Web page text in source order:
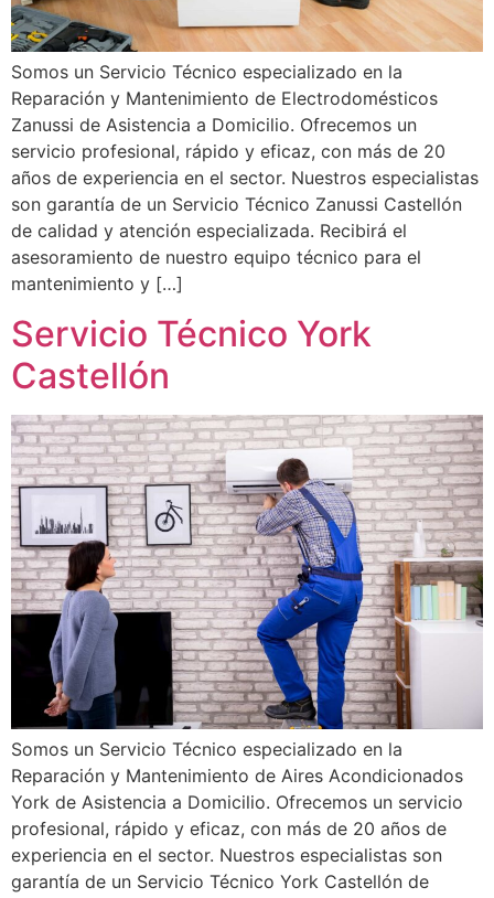
Somos un Servicio Técnico especializado en la
Reparación y Mantenimiento de Electrodomésticos
Zanussi de Asistencia a Domicilio. Ofrecemos un
servicio profesional, rápido y eficaz, con más de 20
años de experiencia en el sector. Nuestros especialistas
son garantía de un Servicio Técnico Zanussi Castellón
de calidad y atención especializada. Recibirá el
asesoramiento de nuestro equipo técnico para el
mantenimiento y […]
Servicio Técnico York
Castellón
Somos un Servicio Técnico especializado en la
Reparación y Mantenimiento de Aires Acondicionados
York de Asistencia a Domicilio. Ofrecemos un servicio
profesional, rápido y eficaz, con más de 20 años de
experiencia en el sector. Nuestros especialistas son
garantía de un Servicio Técnico York Castellón de